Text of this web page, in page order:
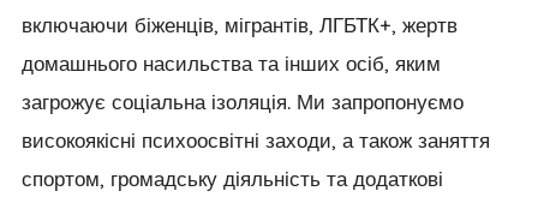
включаючи біженців, мігрантів, ЛГБТК+, жертв
домашнього насильства та інших осіб, яким
загрожує соціальна ізоляція. Ми запропонуємо
високоякісні психоосвітні заходи, а також заняття
спортом, громадську діяльність та додаткові